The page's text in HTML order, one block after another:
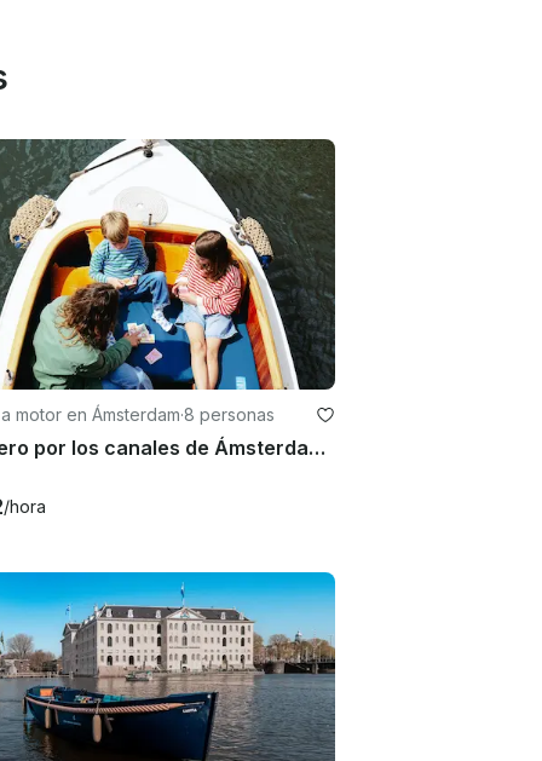
motor en Ámsterdam·8 personas
Crucero por los canales de Ámsterdam: flota como un lugareño en Diana
/hora